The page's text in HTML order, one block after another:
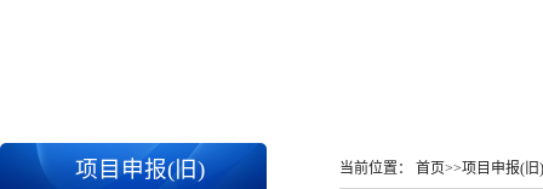
项目申报(旧) 当前位置： 首页>>项目申报(旧)